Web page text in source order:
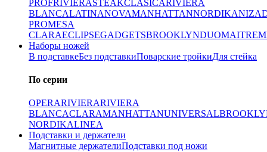
PROFRIVIERASTEAKCLASICARIVIERA
BLANCALATINANOVAMANHATTANNORDIKANIZA
PROMESA
CLARAECLIPSEGADGETSBROOKLYNDUOMAITRE
Наборы ножей
В подставкеБез подставкиПоварские тройкиДля стейка
По серии
OPERARIVIERARIVIERA
BLANCACLARAMANHATTANUNIVERSAL
NORDIKALINEA
Подставки и держатели
Магнитные держателиПодставки под ножи